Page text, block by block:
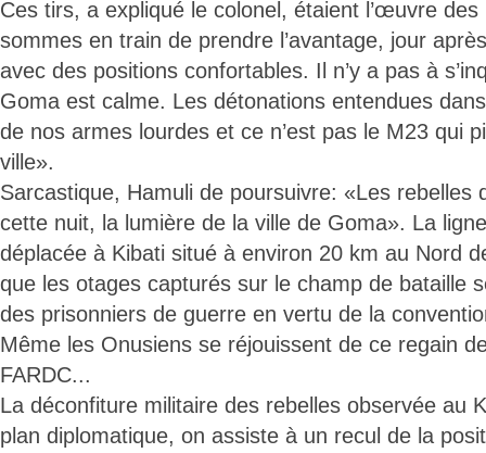
Ces tirs, a expliqué le colonel, étaient l’œuvre des
sommes en train de prendre l’avantage, jour
avec des positions confortables. Il n’y a pas à
Goma est calme. Les détonations entendues
de nos armes lourdes et ce n’est pas le M23 qui
ville».
Sarcastique, Hamuli de poursuivre: «Les rebelles
cette nuit, la lumière de la ville de Goma». La
déplacée à Kibati situé à environ 20 km au Nord
que les otages capturés sur le champ de bataille
des prisonniers de guerre en vertu de la
Même les Onusiens se réjouissent de ce regain
FARDC...
La déconfiture militaire des rebelles observée au
plan diplomatique, on assiste à un recul de la